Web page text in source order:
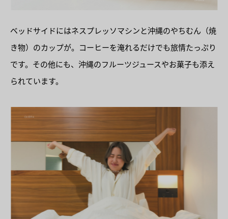
ベッドサイドにはネスプレッソマシンと沖縄のやちむん（焼
き物）のカップが。コーヒーを淹れるだけでも旅情たっぷり
です。その他にも、沖縄のフルーツジュースやお菓子も添え
られています。